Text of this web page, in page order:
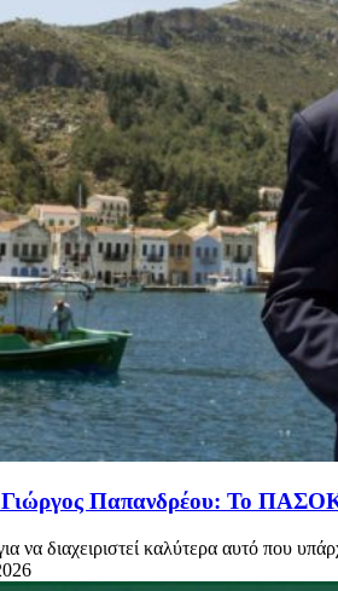
Παπανδρέου: Το ΠΑΣΟΚ
διαχειριστεί καλύτερα αυτό που